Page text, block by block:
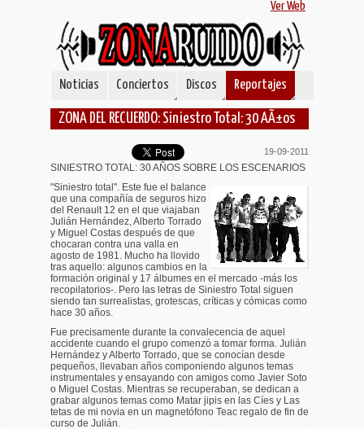
Ver Web
Noticias Conciertos Discos Reportajes
ZONA DEL RECUERDO: Siniestro Total: 30 AÃ±os
19-09-2011
SINIESTRO TOTAL: 30 AÑOS SOBRE LOS ESCENARIOS
"Siniestro total". Este fue el balance
que una compañía de seguros hizo
del Renault 12 en el que viajaban
Julián Hernández, Alberto Torrado
y Miguel Costas después de que
chocaran contra una valla en
agosto de 1981. Mucho ha llovido
tras aquello: algunos cambios en la
formación original y 17 álbumes en el mercado -más los
recopilatorios-. Pero las letras de Siniestro Total siguen
siendo tan surrealistas, grotescas, críticas y cómicas como
hace 30 años.
Fue precisamente durante la convalecencia de aquel
accidente cuando el grupo comenzó a tomar forma. Julián
Hernández y Alberto Torrado, que se conocían desde
pequeños, llevaban años componiendo algunos temas
instrumentales y ensayando con amigos como Javier Soto
o Miguel Costas. Mientras se recuperaban, se dedican a
grabar algunos temas como Matar jipis en las Cíes y Las
tetas de mi novia en un magnetófono Teac regalo de fin de
curso de Julián.